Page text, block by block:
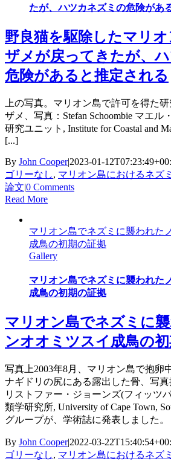
たが、ハツカネズミの危険があ
野良猫を駆除したマリ
ザメが戻ってきたが、
危険があると推定される
上の写真。マリオン島で許可を得た
ザメ、写真：Stefan Schoombie マエ
研究ユニット, Institute for Coastal and
[...]
By John Cooper|2023-01-
ゴリーなし, マリオン島におけるネズ
論文|0 Comments
Read More
マリオン島でネズミに襲われた
成鳥の初期の証拠
Gallery
マリオン島でネズミに襲われた
成鳥の初期の証拠
マリオン島でネズミに
ンオオミツスイ成鳥の
写真上2003年8月、マリオン島で抱卵
ナギドリの尻にある露出した骨、写真
リストファー・ジョーンズ(フィッツ
類学研究所, University of Cape Town,
グループが、学術誌に発表しました
By John Cooper|2022-03-
ゴリーなし, マリオン島におけるネズ